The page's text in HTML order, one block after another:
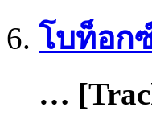
โบท็อก
…